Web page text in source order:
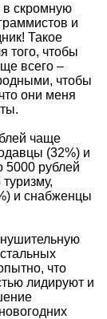
в скромную
и
Такое
того, чтобы
всего –
чтобы
они меня
чаще
(32%) и
5000 рублей
и снабженцы
что
лидируют и